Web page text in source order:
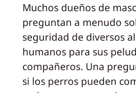
Muchos dueños de
preguntan a menudo
seguridad de diversos
humanos para sus
compañeros. Una
si los perros pueden